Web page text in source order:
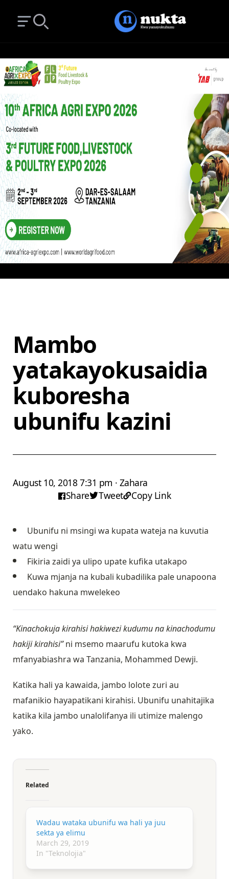
Open main menu
Mambo
yatakayokusaidia
kuboresha
ubunifu kazini
August 10, 2018 7:31 pm · Zahara
Share
Tweet Copy Link
Ubunifu ni msingi wa kupata wateja na kuvutia
watu wengi
Fikiria zaidi ya ulipo upate kufika utakapo
Kuwa mjanja na kubali kubadilika pale unapoona
uendako hakuna mwelekeo
“Kinachokuja kirahisi hakiwezi kudumu na kinachodumu
hakiji kirahisi”ni msemo maarufu kutoka kwa
mfanyabiashra wa Tanzania, Mohammed Dewji.
Katika hali ya kawaida, jambo lolote zuri au
mafanikio hayapatikani kirahisi. Ubunifu unahitajika
katika kila jambo unalolifanya ili utimize malengo
yako.
Related
Wadau wataka ubunifu wa hali ya juu
sekta ya elimu
March 29, 2019
In "Teknolojia"